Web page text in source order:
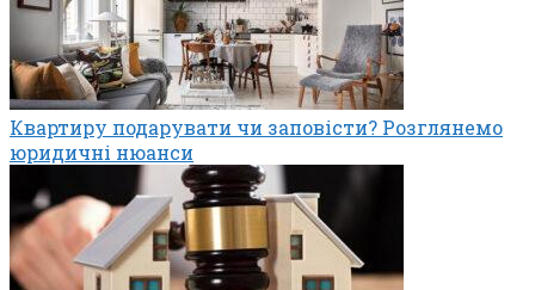
Квартиру подарувати чи заповісти? Розглянемо
юридичні нюанси